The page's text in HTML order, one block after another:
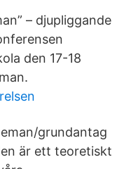
– djupliggande
den 17-18
grundantag
är ett teoretiskt